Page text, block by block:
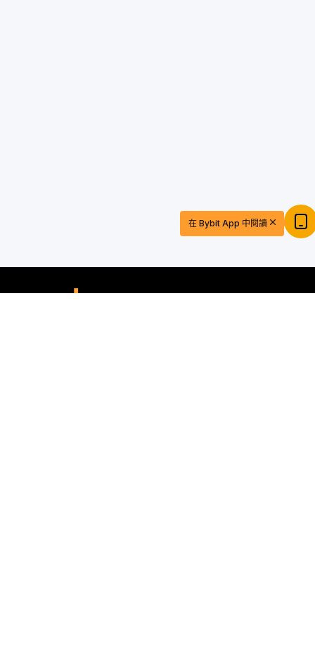
$20 USDT 助您從容開啓交易之旅
在 Bybit App 中閱讀